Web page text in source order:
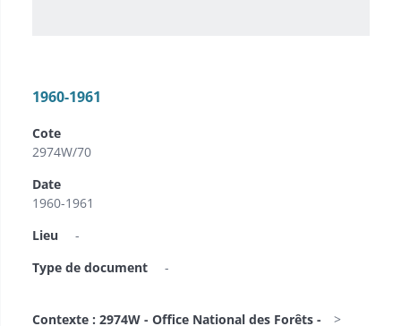
1960-1961
Cote
2974W/70
Date
1960-1961
Lieu
-
Type de document
-
Contexte : 2974W - Office National des Forêts -